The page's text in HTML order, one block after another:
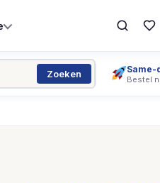
Zoeken Same-
Bestel